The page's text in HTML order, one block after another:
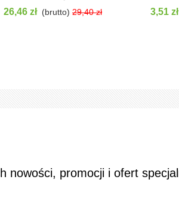
Wtyczka Guma, 3x1,5mm2, 3m
26,46 zł (brutto) 29,40 zł 3,51 zł
nowości, promocji i ofert